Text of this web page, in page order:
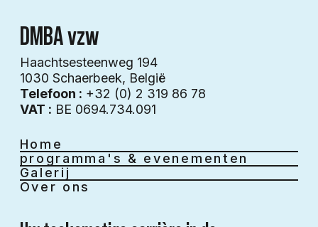
DMBA vzw
Haachtsesteenweg 194
1030 Schaerbeek​​, België
Telefoon : +32 (0) 2 319 86 78
VAT : BE 0694.734.091
Home
programma's & evenementen
Galerij
Over ons